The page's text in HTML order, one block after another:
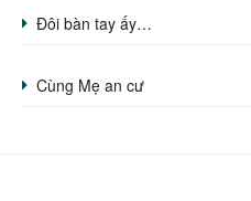
Đôi bàn tay ấy…
Cùng Mẹ an cư